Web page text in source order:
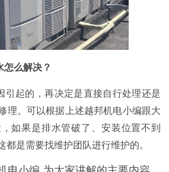
怎么解决？
引起的，再决定是直接自行处理还是
理。可以根据上述越邦机电小编跟大
如果是排水管破了、安装位置不到
都是需要找维护团队进行维护的。